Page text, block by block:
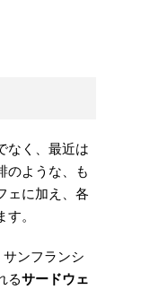
なく、最近は
のような、も
ェに加え、各
。
ンフランシ
るサードウェ